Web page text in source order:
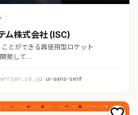
ム株式会社 (ISC)
とができる再使用型ロケット
開発して…
· ui-sans-serif